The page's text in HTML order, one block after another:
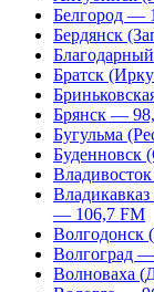
Белгород —
Бердянск
Братск
Брянск —
Бугульма
Буденновск
— 106,7 FM
Волгодонск
Волгоград
Волноваха